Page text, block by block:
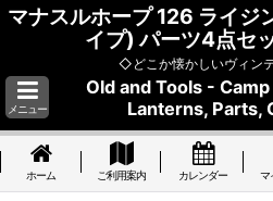
マナスルホープ 126 ライジ
イプ) パーツ4点セ
◇どこか懐かしいヴィン
メニュー
Old and Tools -
Lanterns, Parts,
ホーム ご利用案内 カレンダー マ